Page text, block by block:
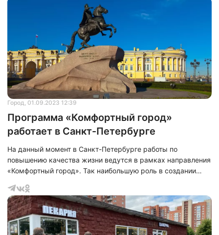
Город, 01.09.2023 12:39
Программа «Комфортный город»
работает в Санкт-Петербурге
На данный момент в Санкт-Петербурге работы по
повышению качества жизни ведутся в рамках направления
«Комфортный город». Так наибольшую роль в создании
проекты, работа над которыми ведется по поручению
Президента России.